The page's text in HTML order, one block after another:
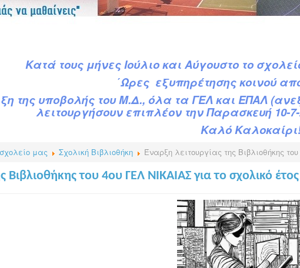
Κατάτουςμήνες Ιούλιο και Αύγουστο το
΄Ωρες εξυπηρέτησης κοινού
της υποβολής του Μ.Δ., όλα τα ΓΕΛ και ΕΠΑΛ
λειτουργήσουν επιπλέον την Παρασκευή 10-7-
Καλό
μας Σχολική Βιβλιοθήκη Έναρξη λειτουργίας της Βιβλιοθήκης
Βιβλιοθήκης του 4ου ΓΕΛ ΝΙΚΑΙΑΣ για το σχολικό